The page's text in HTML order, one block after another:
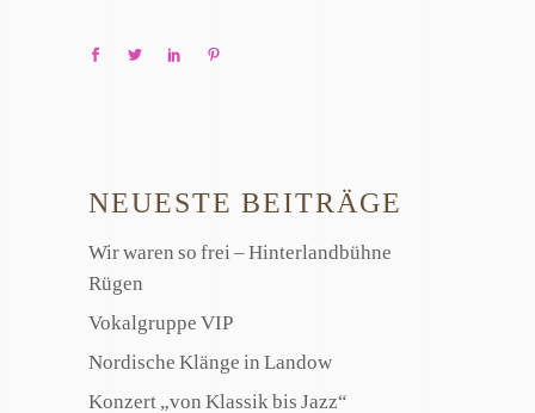
NEUESTE BEITRÄGE
Wir waren so frei – Hinterlandbühne
Rügen
Vokalgruppe VIP
Nordische Klänge in Landow
Konzert „von Klassik bis Jazz“